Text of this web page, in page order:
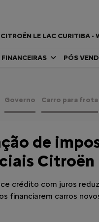
CITROËN LE LAC CURITIBA -
PÓS
Governo Carro para frota
de
Citroën
crédito com juros
financiarem carros